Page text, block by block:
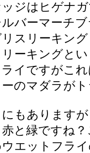
ッジはヒゲナ
ルバーマーチ
スリーキン
ーキングと
イですがこ
ーのマダラが
にもあります
と緑ですね
エットフラ